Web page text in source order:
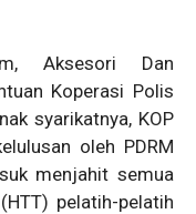
Aksesori Dan
Koperasi Polis
syarikatnya, KOP
oleh PDRM
menjahit semua
pelatih-pelatih